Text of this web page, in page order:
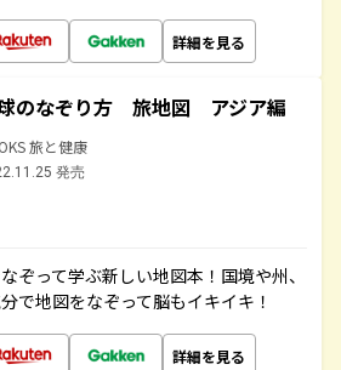
詳細を見る
のなぞり方 旅地図 アジア編
旅と健康
発売
ぞって学ぶ新しい地図本！国境や州、
で地図をなぞって脳もイキイキ！
詳細を見る